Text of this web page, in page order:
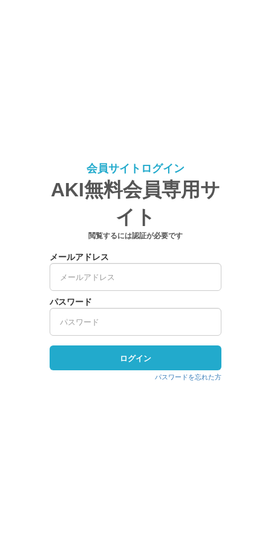
会員サイトログイン
AKI無料会員専用サ
イト
閲覧するには認証が必要です
メールアドレス
パスワード
ログイン
パスワードを忘れた方